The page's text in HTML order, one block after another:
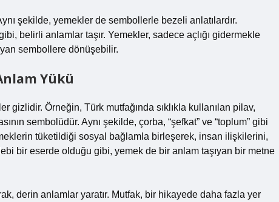
şekilde, yemekler de sembollerle bezeli anlatılardır.
belirli anlamlar taşır. Yemekler, sadece açlığı gidermekle
sembollere dönüşebilir.
Yükü
gizlidir. Örneğin, Türk mutfağında sıklıkla kullanılan pilav,
sembolüdür. Aynı şekilde, çorba, “şefkat” ve “toplum” gibi
tüketildiği sosyal bağlamla birleşerek, insan ilişkilerini,
bir eserde olduğu gibi, yemek de bir anlam taşıyan bir metne
derin anlamlar yaratır. Mutfak, bir hikayede daha fazla yer